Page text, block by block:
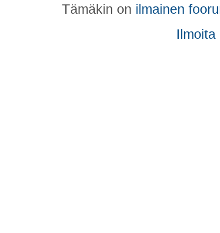
Tämäkin on ilmainen